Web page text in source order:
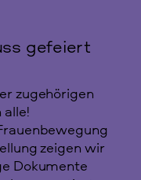
gefeiert
zugehörigen
zeigen wir
Dokumente